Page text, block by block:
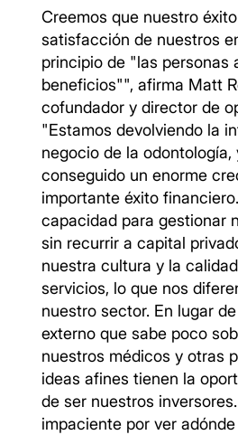
Creemos que nuestro
satisfacción de nuestros
principio de "las personas
beneficios"", afirma Matt
cofundador y director de
"Estamos devolviendo la
negocio de la odontología,
conseguido un enorme
importante éxito
capacidad para gestionar
sin recurrir a capital
nuestra cultura y la
servicios, lo que nos
nuestro sector. En lugar
externo que sabe poco
nuestros médicos y otras
ideas afines tienen la
de ser nuestros
impaciente por ver